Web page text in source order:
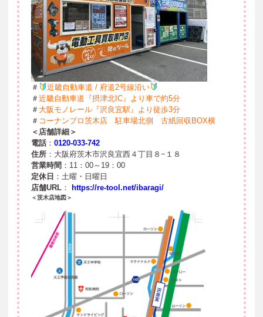
＃
近畿自動車道 / 府道2号線沿い
＃ 近畿自動車道『摂津北IC』より車で約5分
＃ 大阪モノレール『沢良宜駅』より徒歩3分
＃ コーナンプロ茨木店 駐車場北側 古紙回収BOX横
＜店舗詳細＞
電話： 0120-033-742
住所：大阪府茨木市沢良宜西４丁目８−１８
営業時間 ：11：00～19：00
定休日 ：土曜・日曜日
店舗URL： https://re-tool.net/ibaragi/
＜茨木店地図＞